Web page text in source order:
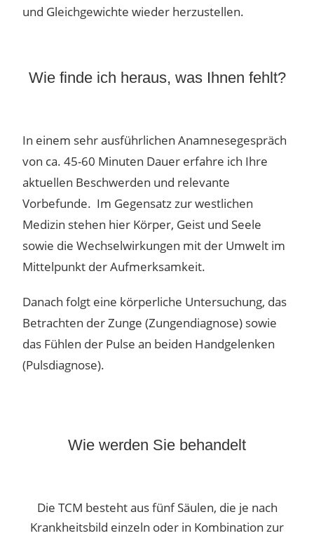
und Gleichgewichte wieder herzustellen.
Wie finde ich heraus, was Ihnen fehlt?
In einem sehr ausführlichen Anamnesegespräch
von ca. 45-60 Minuten Dauer erfahre ich Ihre
aktuellen Beschwerden und relevante
Vorbefunde. Im Gegensatz zur westlichen
Medizin stehen hier Körper, Geist und Seele
sowie die Wechselwirkungen mit der Umwelt im
Mittelpunkt der Aufmerksamkeit.
Danach folgt eine körperliche Untersuchung, das
Betrachten der Zunge (Zungendiagnose) sowie
das Fühlen der Pulse an beiden Handgelenken
(Pulsdiagnose).
Wie werden Sie behandelt
Die TCM besteht aus fünf Säulen, die je nach
Krankheitsbild einzeln oder in Kombination zur